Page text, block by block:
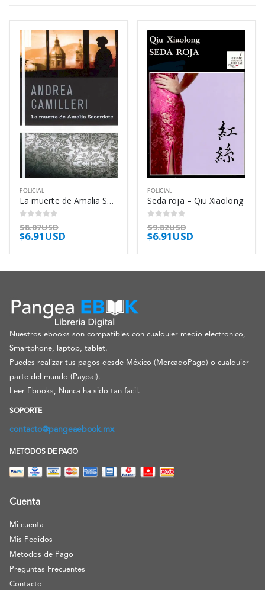
POLICIAL
La muerte de Amalia Sacerdote – Andrea Camilleri
0out of 5
$8.07USD
$6.91USD
POLICIAL
Seda roja – Qiu Xiaolong
0out of 5
$9.82USD
$6.91USD
Nuestros ebooks son compatibles con cualquier medio electronico,
Smartphone, laptop, tablet.
Puedes realizar tus pagos desde México (MercadoPago) o cualquier
parte del mundo (Paypal).
Leer Ebooks, Nunca ha sido tan facil.
SOPORTE
contacto@pangeaebook.mx
METODOS DE PAGO
Cuenta
Mi cuenta
Mis Pedidos
Metodos de Pago
Preguntas Frecuentes
Contacto